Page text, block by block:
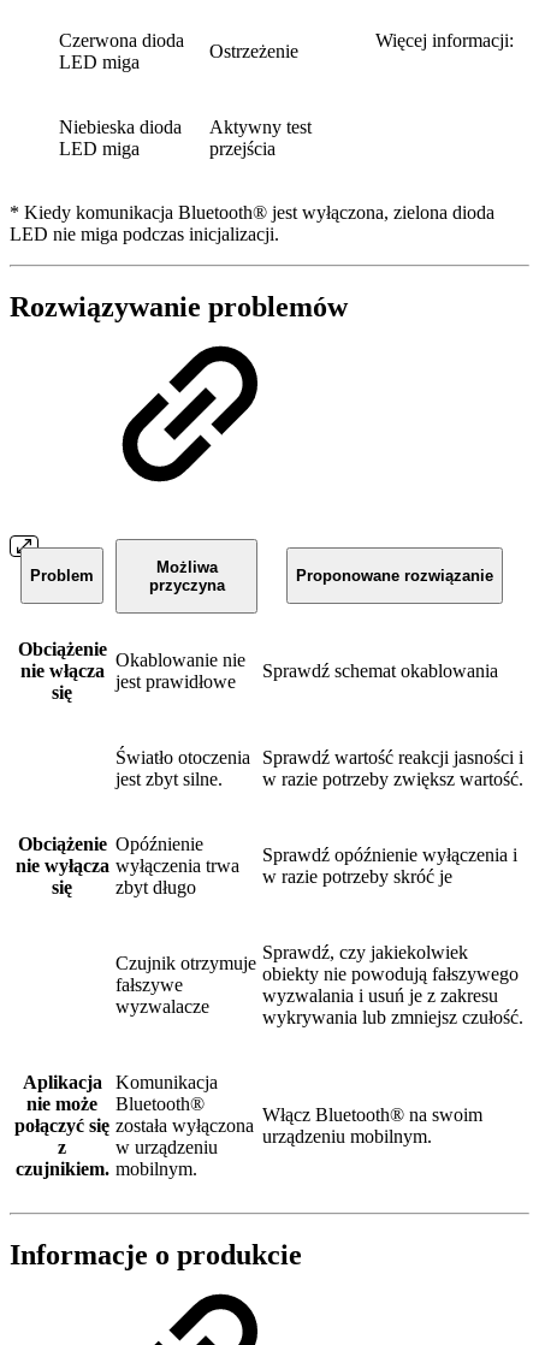
Więcej informacji:
Czerwona dioda
LED miga
Ostrzeżenie
Niebieska dioda
LED miga
Aktywny test
przejścia
* Kiedy komunikacja Bluetooth® jest wyłączona, zielona dioda
LED nie miga podczas inicjalizacji.
Rozwiązywanie problemów
Problem
Możliwa
przyczyna
Proponowane rozwiązanie
Obciążenie
nie włącza
się
Okablowanie nie
jest prawidłowe
Sprawdź schemat okablowania
Światło otoczenia
jest zbyt silne.
Sprawdź wartość reakcji jasności i
w razie potrzeby zwiększ wartość.
Obciążenie
nie wyłącza
się
Opóźnienie
wyłączenia trwa
zbyt długo
Sprawdź opóźnienie wyłączenia i
w razie potrzeby skróć je
Czujnik otrzymuje
fałszywe
wyzwalacze
Sprawdź, czy jakiekolwiek
obiekty nie powodują fałszywego
wyzwalania i usuń je z zakresu
wykrywania lub zmniejsz czułość.
Aplikacja
nie może
połączyć się
z
czujnikiem.
Komunikacja
Bluetooth®
została wyłączona
w urządzeniu
mobilnym.
Włącz Bluetooth® na swoim
urządzeniu mobilnym.
Informacje o produkcie